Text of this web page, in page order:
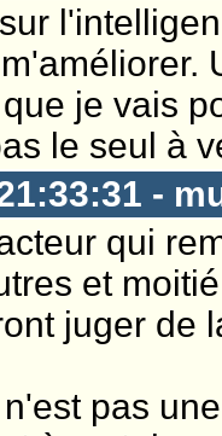
je vais
le seul à
-
qui
et
juger de
pas